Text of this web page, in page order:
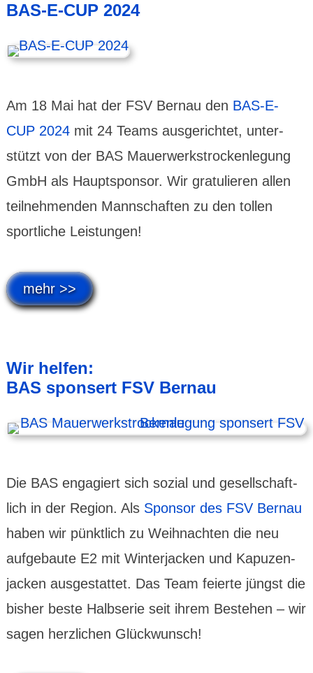
BAS-E-CUP 2024
Am 18 Mai hat der FSV Bernau den BAS-E-
CUP 2024mit 24 Teams ausge­richtet, unter­
stützt von der BAS Mauer­werks­trocken­legung
GmbH als Haupt­sponsor. Wir gratu­lieren allen
teil­neh­menden Mann­schaften zu den tollen
sport­liche Leis­tungen!
mehr >>
Wir helfen:
BAS sponsert FSV Bernau
Die BAS engagiert sich sozial und gesell­schaft­
lich in der Region. Als Sponsor des FSV Bernau
haben wir pünkt­lich zu Weih­nachten die neu
aufge­baute E2 mit Winter­jacken und Kapuzen­
jacken ausge­stattet. Das Team feierte jüngst die
bisher beste Halb­serie seit ihrem Bestehen – wir
sagen herz­lichen Glück­wunsch!